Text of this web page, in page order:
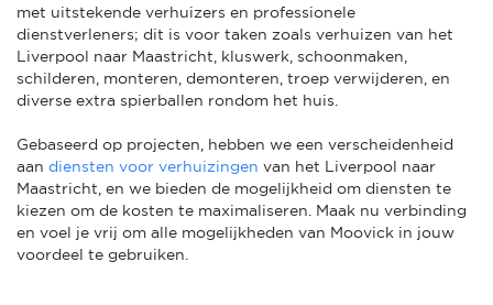
met uitstekende verhuizers en professionele
dienstverleners; dit is voor taken zoals verhuizen van het
Liverpool naar Maastricht, kluswerk, schoonmaken,
schilderen, monteren, demonteren, troep verwijderen, en
diverse extra spierballen rondom het huis.
Gebaseerd op projecten, hebben we een verscheidenheid
aan diensten voor verhuizingen van het Liverpool naar
Maastricht, en we bieden de mogelijkheid om diensten te
kiezen om de kosten te maximaliseren. Maak nu verbinding
en voel je vrij om alle mogelijkheden van Moovick in jouw
voordeel te gebruiken.